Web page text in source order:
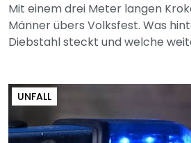
Mit einem drei Meter langen
Männer übers Volksfest. Was
Diebstahl steckt und welche
UNFALL